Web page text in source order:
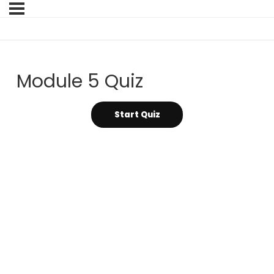
Module 5 Quiz